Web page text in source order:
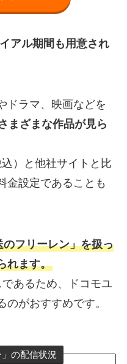
アル期間も用意され
ドラマ、映画などを
まざまな作品が見ら
）と他社サイトと比
金設定であることも
フリーレン」を扱っ
れます。
あるため、ドコモユ
がおすすめです。
の配信状況